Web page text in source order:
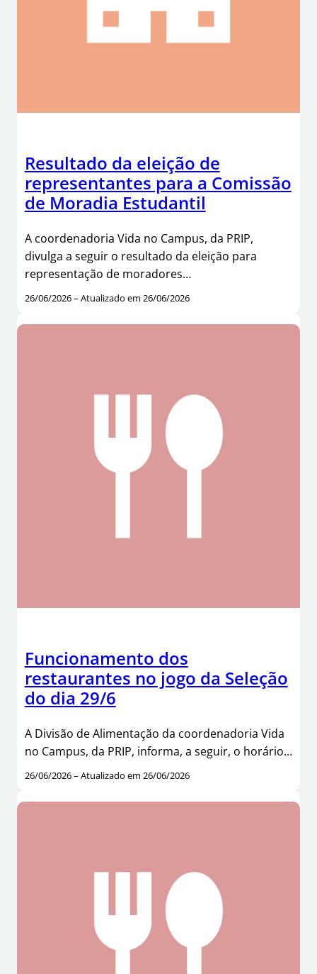
Resultado da eleição de
representantes para a Comissão
de Moradia Estudantil
A coordenadoria Vida no Campus, da PRIP,
divulga a seguir o resultado da eleição para
representação de moradores…
26/06/2026 – Atualizado em 26/06/2026
Funcionamento dos
restaurantes no jogo da Seleção
do dia 29/6
A Divisão de Alimentação da coordenadoria Vida
no Campus, da PRIP, informa, a seguir, o horário…
26/06/2026 – Atualizado em 26/06/2026